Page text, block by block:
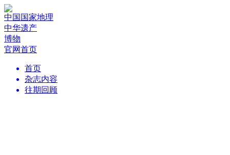
中国国家地理
中华遗产
博物
官网首页
首页
杂志内容
往期回顾